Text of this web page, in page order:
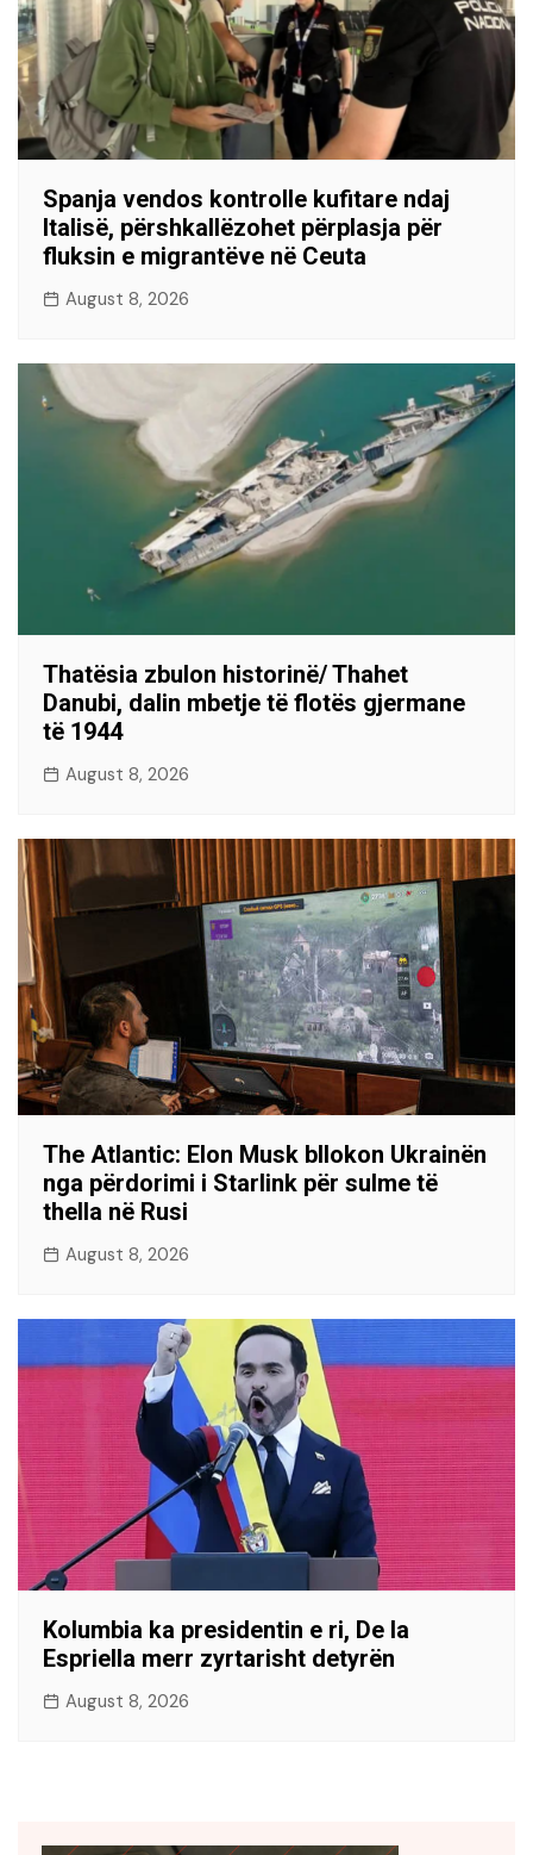
Spanja vendos kontrolle kufitare ndaj
Italisë, përshkallëzohet përplasja për
fluksin e migrantëve në Ceuta
August 8, 2026
Thatësia zbulon historinë/ Thahet
Danubi, dalin mbetje të flotës gjermane
të 1944
August 8, 2026
The Atlantic: Elon Musk bllokon Ukrainën
nga përdorimi i Starlink për sulme të
thella në Rusi
August 8, 2026
Kolumbia ka presidentin e ri, De la
Espriella merr zyrtarisht detyrën
August 8, 2026